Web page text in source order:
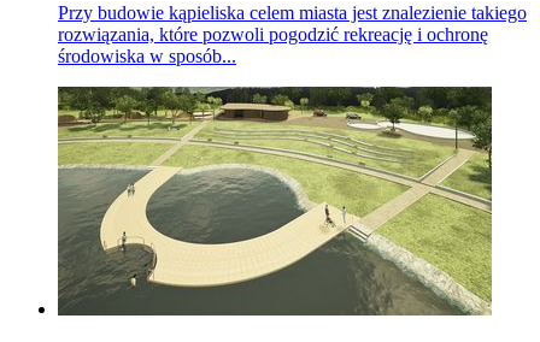
Przy budowie kąpieliska celem miasta jest znalezienie takiego
rozwiązania, które pozwoli pogodzić rekreację i ochronę
środowiska w sposób...